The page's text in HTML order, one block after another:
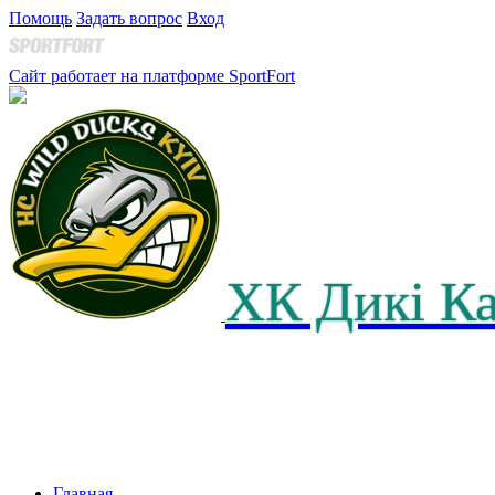
Помощь Задать вопрос Вход
Сайт работает на платформе SportFort
ХК Дикі